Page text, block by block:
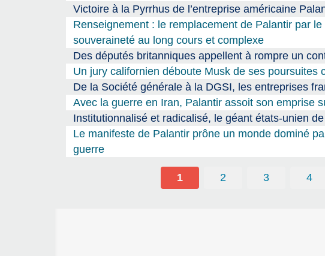
Victoire à la Pyrrhus de l’entreprise américaine
Renseignement : le remplacement de Palantir par
souveraineté au long cours et complexe
Des députés britanniques appellent à rompre un
Un jury californien déboute Musk de ses poursuites
De la Société générale à la DGSI, les entreprises
Avec la guerre en Iran, Palantir assoit son emprise
Institutionnalisé et radicalisé, le géant états-unien
Le manifeste de Palantir prône un monde dominé
guerre
1 2 3 4